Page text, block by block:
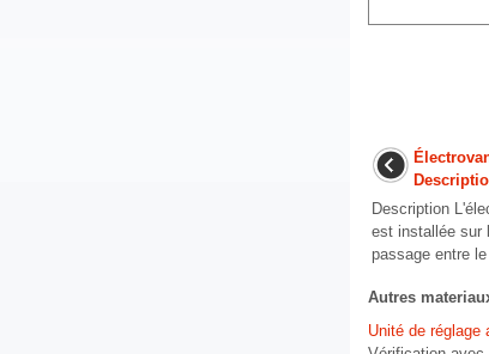
Description
est installée sur
passage entre
Autres
Unité de réglage